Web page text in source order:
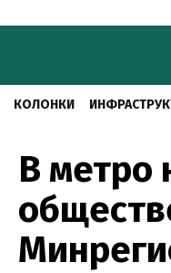
КОЛОНКИ
В метро